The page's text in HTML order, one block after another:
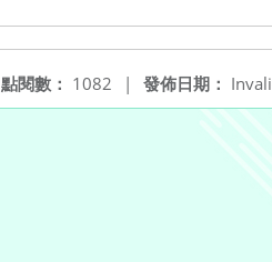
發佈日期：
點閱數： 1082 |